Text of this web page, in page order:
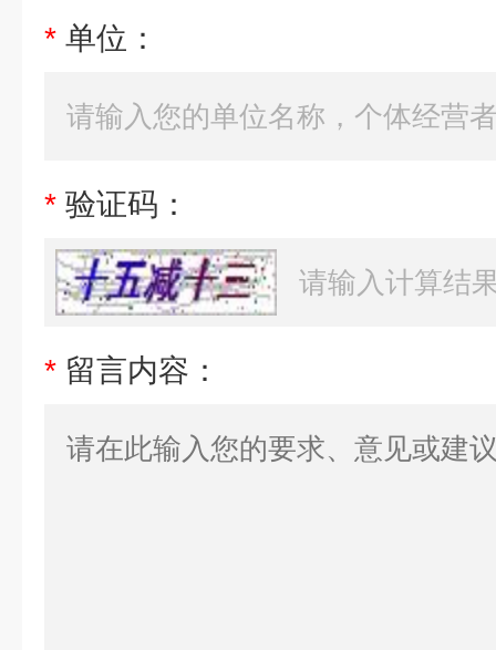
* 单位：
* 验证码：
* 留言内容：